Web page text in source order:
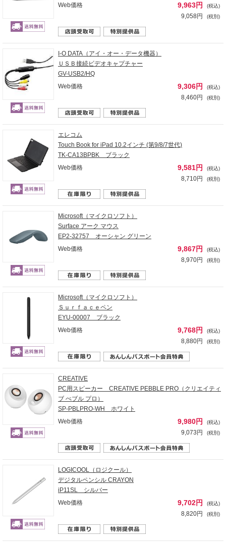
Web価格
9,963円 (税込)
9,058円 (税別)
I-O DATA（アイ・オー・データ機器）
ＵＳＢ接続ビデオキャプチャー
GV-USB2/HQ
Web価格
9,306円 (税込)
8,460円 (税別)
エレコム
Touch Book for iPad 10.2インチ (第9/8/7世代)
TK-CA13BPBK ブラック
Web価格
9,581円 (税込)
8,710円 (税別)
Microsoft（マイクロソフト）
Surface アーク マウス
EP2-32757 オーシャン グリーン
Web価格
9,867円 (税込)
8,970円 (税別)
Microsoft（マイクロソフト）
Ｓｕｒｆａｃｅペン
EYU-00007 ブラック
Web価格
9,768円 (税込)
8,880円 (税別)
CREATIVE
PC用スピーカー CREATIVE PEBBLE PRO（クリエイティ
ブ ぺブル プロ）
SP-PBLPRO-WH ホワイト
Web価格
9,980円 (税込)
9,073円 (税別)
LOGICOOL（ロジクール）
デジタルペンシル CRAYON
iP11SL シルバー
Web価格
9,702円 (税込)
8,820円 (税別)